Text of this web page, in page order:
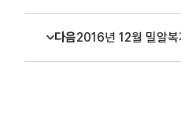
다음2016년 12월 밀알